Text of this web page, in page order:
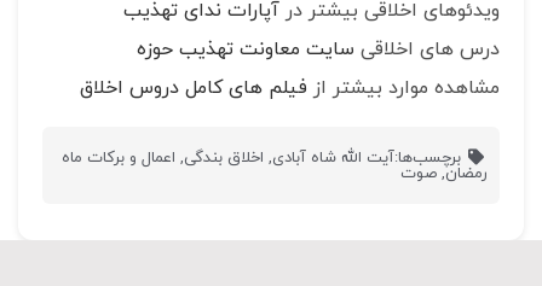
ویدئوهای اخلاقی بیشتر در آپارات ندای تهذیب
درس های اخلاقی سایت معاونت تهذیب حوزه
مشاهده موارد بیشتر از فیلم های کامل دروس اخلاق
برچسب‌ها:آیت الله شاه آبادی, اخلاق بندگی, اعمال و برکات ماه
رمضان, صوت